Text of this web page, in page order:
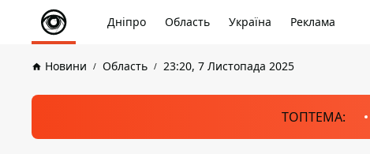
Дніпро Область Україна Реклама
Новини Область 23:20, 7 Листопада 2025
ТОПТЕМА: